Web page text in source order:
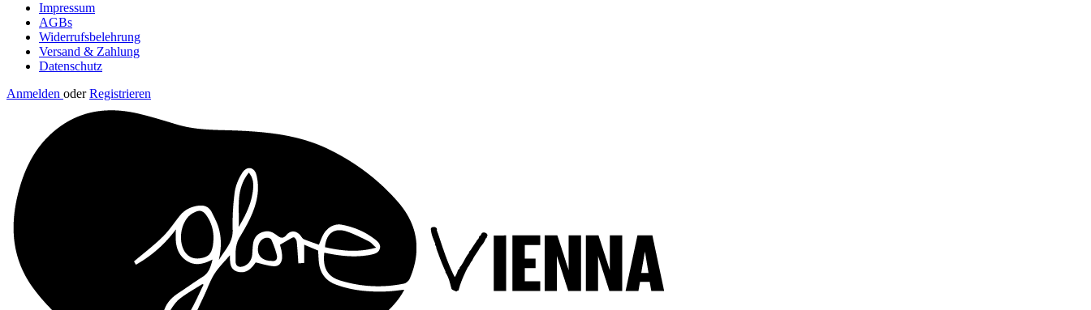
Impressum
AGBs
Widerrufsbelehrung
Versand & Zahlung
Datenschutz
Anmelden oder Registrieren